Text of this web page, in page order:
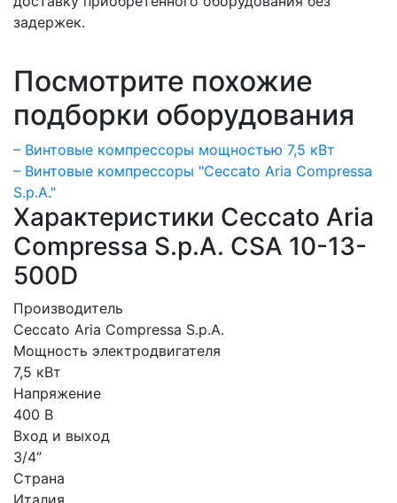
задержек.
Посмотрите похожие
подборки оборудования
– Винтовые компрессоры мощностью 7,5 кВт
– Винтовые компрессоры "Ceccato Aria Compressa
S.p.A."
Характеристики Ceccato Aria
Compressa S.p.A. CSA 10-13-
500D
Производитель
Ceccato Aria Compressa S.p.A.
Мощность электродвигателя
7,5 кВт
Напряжение
400 В
Вход и выход
3/4‘’
Страна
Италия